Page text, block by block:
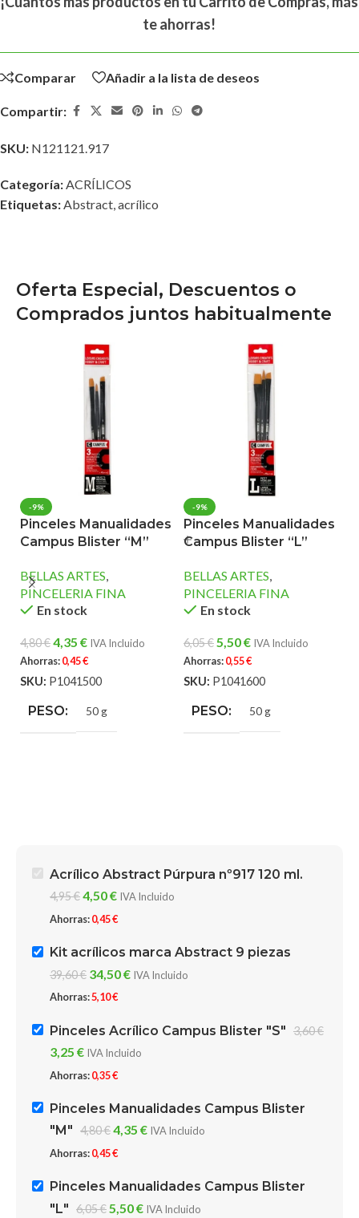
te ahorras!
Comparar Añadir a la lista de deseos
Compartir:
SKU: N121121.917
Categoría:ACRÍLICOS
Etiquetas:Abstract,acrílico
Oferta Especial, Descuentos o
Comprados juntos habitualmente
-9%
Pinceles Manualidades
Campus Blister “M”
BELLAS ARTES,
PINCELERIA FINA
En stock
4,80€4,35 € IVA Incluido
Ahorras:0,45€
SKU: P1041500
PESO 50 g
-9%
Pinceles Manualidades
Campus Blister “L”
BELLAS ARTES,
PINCELERIA FINA
En stock
6,05€5,50€ IVA Incluido
Ahorras:0,55€
SKU: P1041600
PESO 50 g
Acrílico Abstract Púrpura nº917 120 ml.
4,95€4,50€ IVA Incluido
Ahorras:0,45€
Kit acrílicos marca Abstract 9 piezas
39,60€ 34,50€ IVA Incluido
Ahorras:5,10€
Pinceles Acrílico Campus Blister "S" 3,60€
3,25 € IVA Incluido
Ahorras:0,35€
Pinceles Manualidades Campus Blister
"M" 4,80€4,35 € IVA Incluido
Ahorras:0,45€
Pinceles Manualidades Campus Blister
"L" 6,05€ 5,50€ IVA Incluido